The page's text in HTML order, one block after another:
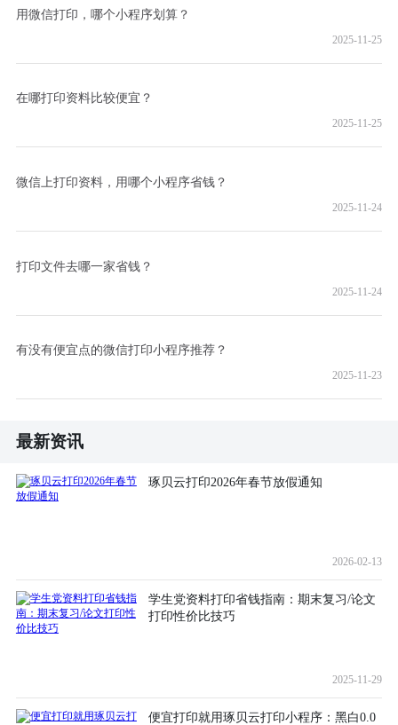
用微信打印，哪个小程序划算？
2025-11-25
在哪打印资料比较便宜？
2025-11-25
微信上打印资料，用哪个小程序省钱？
2025-11-24
打印文件去哪一家省钱？
2025-11-24
有没有便宜点的微信打印小程序推荐？
2025-11-23
最新资讯
琢贝云打印2026年春节放假通知
2026-02-13
学生党资料打印省钱指南：期末复习/论文
打印性价比技巧
2025-11-29
便宜打印就用琢贝云打印小程序：黑白0.0